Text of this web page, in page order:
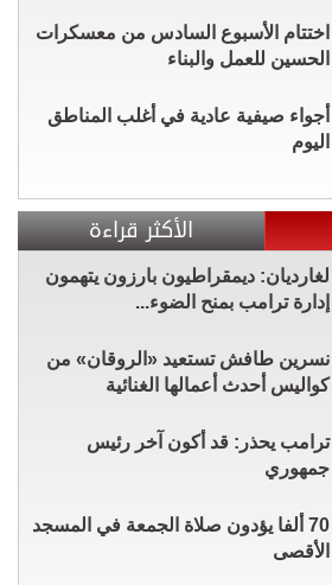
اختتام الأسبوع السادس من معسكرات
الحسين للعمل والبناء
أجواء صيفية عادية في أغلب المناطق
اليوم
الأكثر قراءة
لغارديان: ديمقراطيون بارزون يتهمون
إدارة ترامب بمنح الضوء...
نسرين طافش تستعيد «الروقان» من
كواليس أحدث أعمالها الغنائية
ترامب يحذر: قد أكون آخر رئيس
جمهوري
70 ألفا يؤدون صلاة الجمعة في المسجد
الأقصى